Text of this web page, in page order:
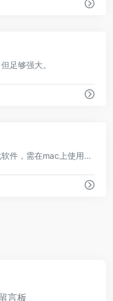
足够强大。
苹果公司出品，也是很不错的可视化软件，需在mac上使用。
言板